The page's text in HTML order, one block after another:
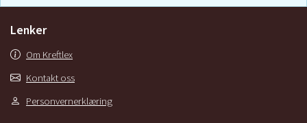
Lenker
Om Kreftlex
Kontakt oss
Personvernerklæring